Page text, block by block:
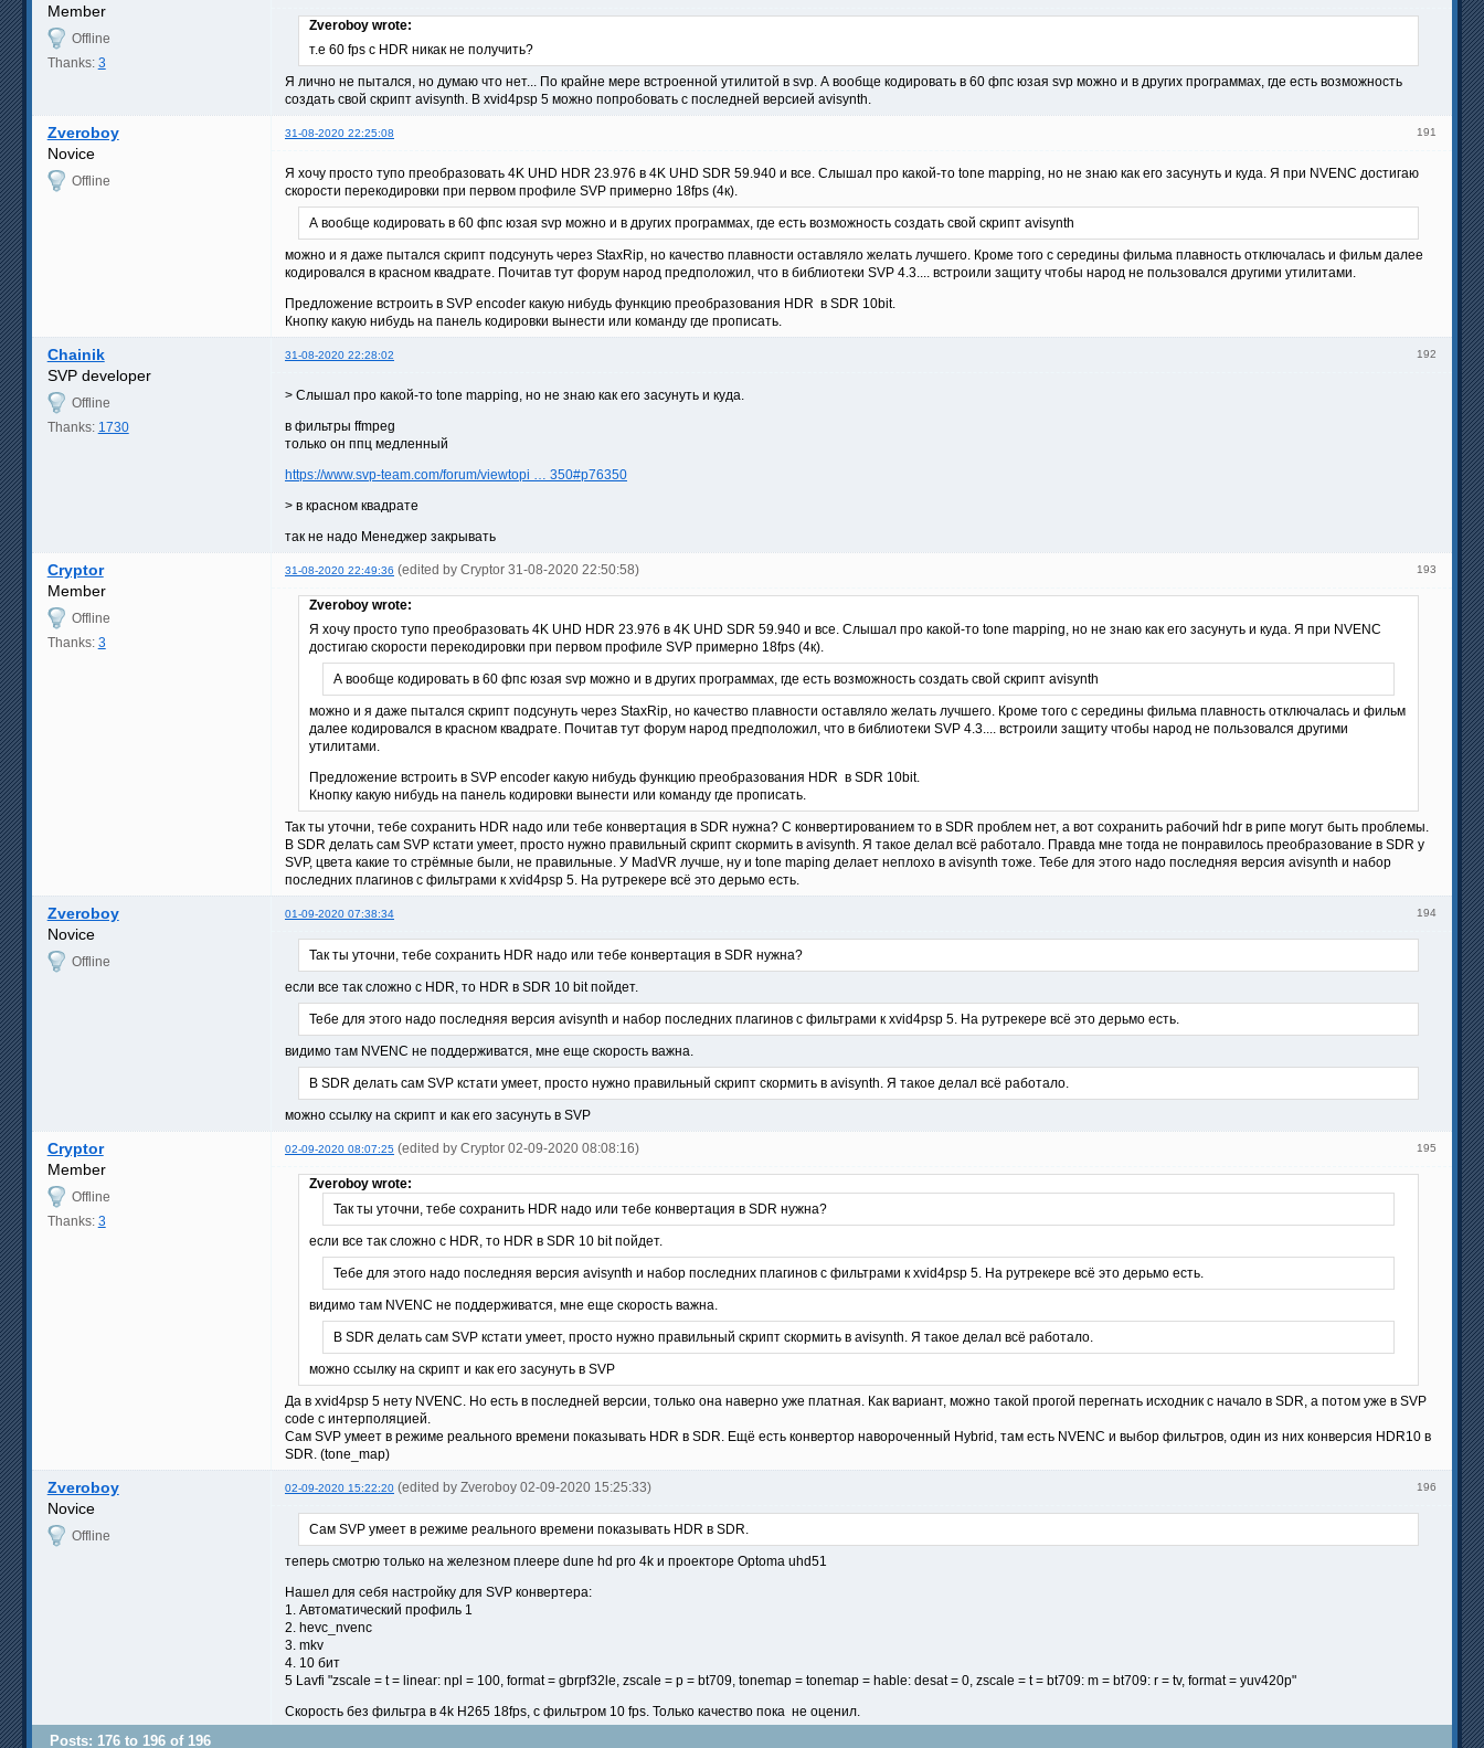
Member
Offline
Thanks: 3
Zveroboy wrote:
т.е 60 fps c HDR никак не получить?
Я лично не пытался, но думаю что нет... По крайне мере встроенной утилитой в svp. А вообще кодировать в 60 фпс юзая svp можно и в других программах, где есть возможность
создать свой скрипт avisynth. В xvid4psp 5 можно попробовать с последней версией avisynth.
191
Zveroboy 31-08-2020 22:25:08
Novice
Offline
Я хочу просто тупо преобразовать 4K UHD HDR 23.976 в 4K UHD SDR 59.940 и все. Слышал про какой-то tone mapping, но не знаю как его засунуть и куда. Я при NVENC достигаю
скорости перекодировки при первом профиле SVP примерно 18fps (4к).
А вообще кодировать в 60 фпс юзая svp можно и в других программах, где есть возможность создать свой скрипт avisynth
можно и я даже пытался скрипт подсунуть через StaxRip, но качество плавности оставляло желать лучшего. Кроме того с середины фильма плавность отключалась и фильм далее
кодировался в красном квадрате. Почитав тут форум народ предположил, что в библиотеки SVP 4.3.... встроили защиту чтобы народ не пользовался другими утилитами.
Предложение встроить в SVP encoder какую нибудь функцию преобразования HDR в SDR 10bit.
Кнопку какую нибудь на панель кодировки вынести или команду где прописать.
192
Chainik 31-08-2020 22:28:02
SVP developer
Offline
Thanks: 1730
> Слышал про какой-то tone mapping, но не знаю как его засунуть и куда.
в фильтры ffmpeg
только он ппц медленный
https://www.svp-team.com/forum/viewtopi … 350#p76350
> в красном квадрате
так не надо Менеджер закрывать
193
Cryptor 31-08-2020 22:49:36 (edited by Cryptor 31-08-2020 22:50:58)
Member
Offline
Thanks: 3
Zveroboy wrote:
Я хочу просто тупо преобразовать 4K UHD HDR 23.976 в 4K UHD SDR 59.940 и все. Слышал про какой-то tone mapping, но не знаю как его засунуть и куда. Я при NVENC
достигаю скорости перекодировки при первом профиле SVP примерно 18fps (4к).
А вообще кодировать в 60 фпс юзая svp можно и в других программах, где есть возможность создать свой скрипт avisynth
можно и я даже пытался скрипт подсунуть через StaxRip, но качество плавности оставляло желать лучшего. Кроме того с середины фильма плавность отключалась и фильм
далее кодировался в красном квадрате. Почитав тут форум народ предположил, что в библиотеки SVP 4.3.... встроили защиту чтобы народ не пользовался другими
утилитами.
Предложение встроить в SVP encoder какую нибудь функцию преобразования HDR в SDR 10bit.
Кнопку какую нибудь на панель кодировки вынести или команду где прописать.
Так ты уточни, тебе сохранить HDR надо или тебе конвертация в SDR нужна? С конвертированием то в SDR проблем нет, а вот сохранить рабочий hdr в рипе могут быть проблемы.
В SDR делать сам SVP кстати умеет, просто нужно правильный скрипт скормить в avisynth. Я такое делал всё работало. Правда мне тогда не понравилось преобразование в SDR у
SVP, цвета какие то стрёмные были, не правильные. У MadVR лучше, ну и tone maping делает неплохо в avisynth тоже. Тебе для этого надо последняя версия avisynth и набор
последних плагинов с фильтрами к xvid4psp 5. На рутрекере всё это дерьмо есть.
194
Zveroboy 01-09-2020 07:38:34
Novice
Offline Так ты уточни, тебе сохранить HDR надо или тебе конвертация в SDR нужна?
если все так сложно с HDR, то HDR в SDR 10 bit пойдет.
Тебе для этого надо последняя версия avisynth и набор последних плагинов с фильтрами к xvid4psp 5. На рутрекере всё это дерьмо есть.
видимо там NVENС не поддерживатся, мне еще скорость важна.
В SDR делать сам SVP кстати умеет, просто нужно правильный скрипт скормить в avisynth. Я такое делал всё работало.
можно ссылку на скрипт и как его засунуть в SVP
195
Cryptor 02-09-2020 08:07:25 (edited by Cryptor 02-09-2020 08:08:16)
Member
Offline
Thanks: 3
Zveroboy wrote:
Так ты уточни, тебе сохранить HDR надо или тебе конвертация в SDR нужна?
если все так сложно с HDR, то HDR в SDR 10 bit пойдет.
Тебе для этого надо последняя версия avisynth и набор последних плагинов с фильтрами к xvid4psp 5. На рутрекере всё это дерьмо есть.
видимо там NVENС не поддерживатся, мне еще скорость важна.
В SDR делать сам SVP кстати умеет, просто нужно правильный скрипт скормить в avisynth. Я такое делал всё работало.
можно ссылку на скрипт и как его засунуть в SVP
Да в xvid4psp 5 нету NVENC. Но есть в последней версии, только она наверно уже платная. Как вариант, можно такой прогой перегнать исходник с начало в SDR, а потом уже в SVP
code с интерполяцией.
Сам SVP умеет в режиме реального времени показывать HDR в SDR. Ещё есть конвертор навороченный Hybrid, там есть NVENC и выбор фильтров, один из них конверсия HDR10 в
SDR. (tone_map)
196
Zveroboy 02-09-2020 15:22:20 (edited by Zveroboy 02-09-2020 15:25:33)
Novice
Offline Сам SVP умеет в режиме реального времени показывать HDR в SDR.
теперь смотрю только на железном плеере dune hd pro 4k и проекторе Optoma uhd51
Нашел для себя настройку для SVP конвертера:
1. Автоматический профиль 1
2. hevc_nvenc
3. mkv
4. 10 бит
5 Lavfi "zscale = t = linear: npl = 100, format = gbrpf32le, zscale = p = bt709, tonemap = tonemap = hable: desat = 0, zscale = t = bt709: m = bt709: r = tv, format = yuv420p"
Скорость без фильтра в 4k H265 18fps, с фильтром 10 fps. Только качество пока не оценил.
Posts: 176 to 196 of 196